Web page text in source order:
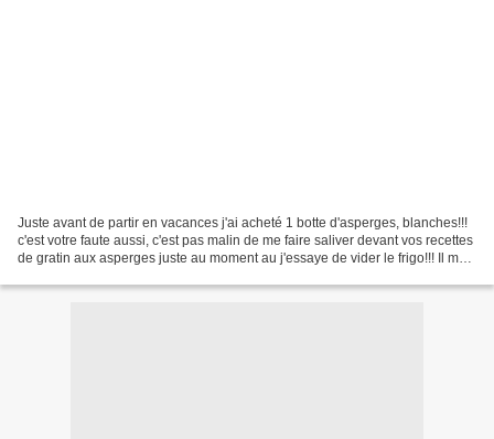
Juste avant de partir en vacances j'ai acheté 1 botte d'asperges, blanches!!!
c'est votre faute aussi, c'est pas malin de me faire saliver devant vos recettes
de gratin aux asperges juste au moment au j'essaye de vider le frigo!!! Il me